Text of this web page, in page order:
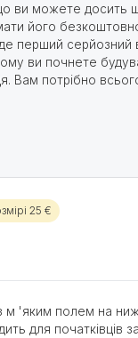
що ви можете досить
його
перший серйозний
ви почнете
Вам потрібно
25 €
м 'яким полем на
для початківців